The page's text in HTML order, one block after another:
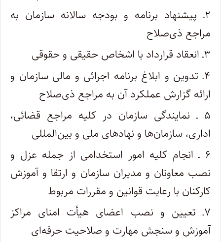
۲ـ پیشنهاد برنامه و بودجه سالانه سازمان به
مراجع ذی‌صلاح
۳ـ انعقاد قرارداد با اشخاص حقیقی و حقوقی
۴ـ تدوین و ابلاغ برنامه‌ ‌اجرائی و مالی سازمان و
ارائه گزارش عملکرد آن به مراجع ذی‌صلاح
۵ ـ نمایندگی سازمان در کلیه مراجع ‌قضائی،
اداری، سازمان‌ها و نهادهای ملی و بین‌المللی
۶ ـ انجام کلیه امور استخدامی از جمله عزل و
نصب معاونان و مدیران سازمان و ارتقا و آموزش
کارکنان با رعایت قوانین و مقررات مربوط
۷ـ تعیین و نصب اعضای هیأت امنای مراکز
آموزش و سنجش مهارت و صلاحیت حرفه‌ای